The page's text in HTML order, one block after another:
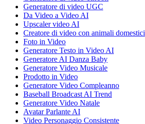
Generatore di video UGC
Da Video a Video AI
Upscaler video AI
Creatore di video con animali domestici
Foto in Video
Generatore Testo in Video AI
Generatore AI Danza Baby
Generatore Video Musicale
Prodotto in Video
Generatore Video Compleanno
Baseball Broadcast AI Trend
Generatore Video Natale
Avatar Parlante AI
Video Personaggio Consistente